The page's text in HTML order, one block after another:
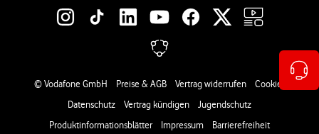
Social-Media-Links
Rechtliche Links
© Vodafone GmbH Preise & AGB Vertrag widerrufen
Cookies
Datenschutz
Vertrag kündigen
Jugendschutz
Produktinformationsblätter
Impressum Barrierefreiheit